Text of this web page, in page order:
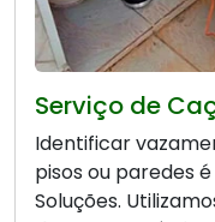
Serviço de
Identificar
pisos ou paredes
Soluções.